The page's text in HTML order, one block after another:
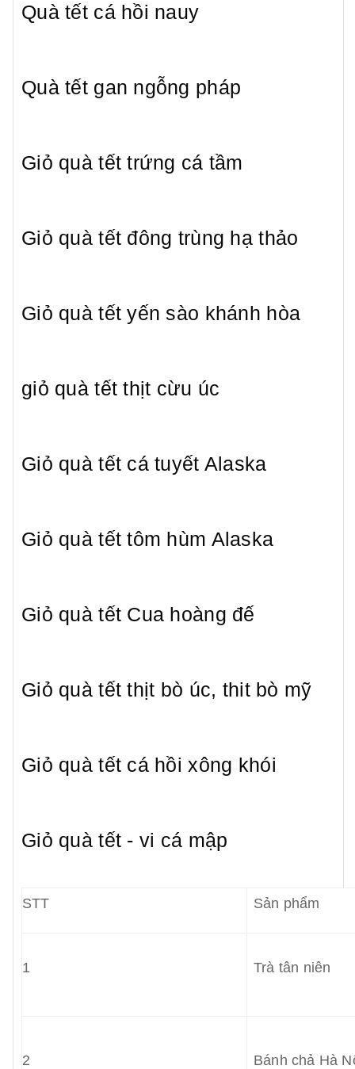
Quà tết cá hồi nauy
Quà tết gan ngỗng pháp
Giỏ quà tết trứng cá tầm
Giỏ quà tết đông trùng hạ thảo
Giỏ quà tết yến sào khánh hòa
giỏ quà tết thịt cừu úc
Giỏ quà tết cá tuyết Alaska
Giỏ quà tết tôm hùm Alaska
Giỏ quà tết Cua hoàng đế
Giỏ quà tết thịt bò úc, thit bò mỹ
Giỏ quà tết cá hồi xông khói
Giỏ quà tết - vi cá mập
STT Sản phẩm
1 Trà tân niên
2 Bánh chả Hà